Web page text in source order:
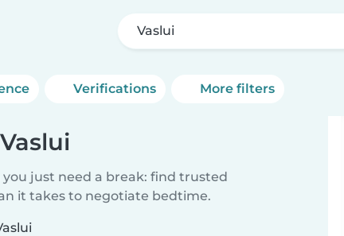
Vaslui
Verifications More filters
just need a break: find trusted
it takes to negotiate bedtime.